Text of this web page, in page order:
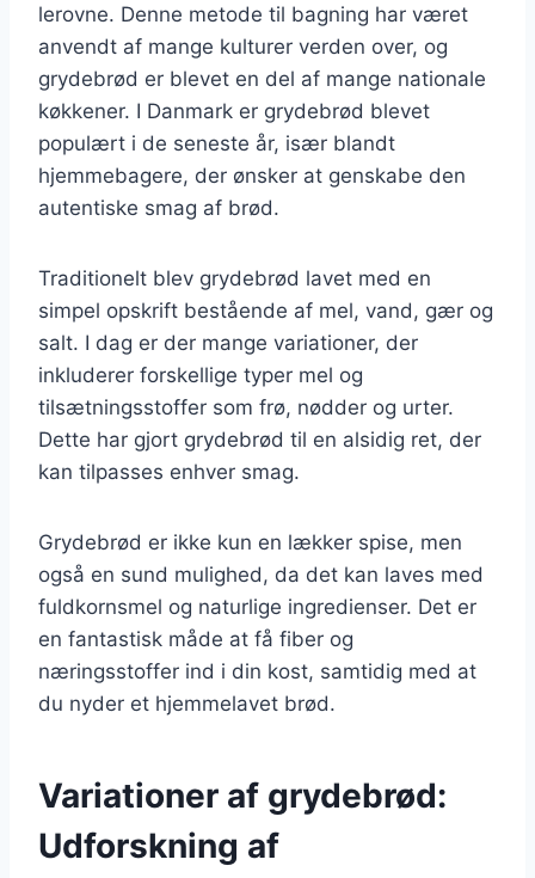
lerovne. Denne metode til bagning har været
anvendt af mange kulturer verden over, og
grydebrød er blevet en del af mange nationale
køkkener. I Danmark er grydebrød blevet
populært i de seneste år, især blandt
hjemmebagere, der ønsker at genskabe den
autentiske smag af brød.
Traditionelt blev grydebrød lavet med en
simpel opskrift bestående af mel, vand, gær og
salt. I dag er der mange variationer, der
inkluderer forskellige typer mel og
tilsætningsstoffer som frø, nødder og urter.
Dette har gjort grydebrød til en alsidig ret, der
kan tilpasses enhver smag.
Grydebrød er ikke kun en lækker spise, men
også en sund mulighed, da det kan laves med
fuldkornsmel og naturlige ingredienser. Det er
en fantastisk måde at få fiber og
næringsstoffer ind i din kost, samtidig med at
du nyder et hjemmelavet brød.
Variationer af grydebrød:
Udforskning af